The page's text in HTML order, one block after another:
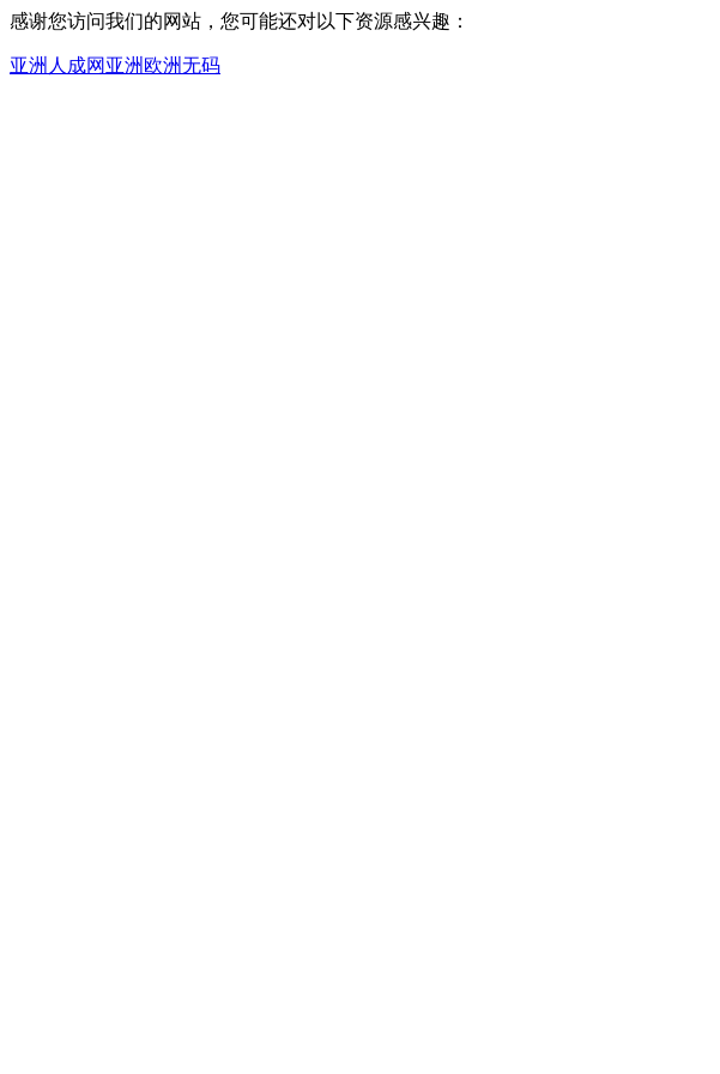
感谢您访问我们的网站，您可能还对以下资源感兴趣：
亚洲人成网亚洲欧洲无码